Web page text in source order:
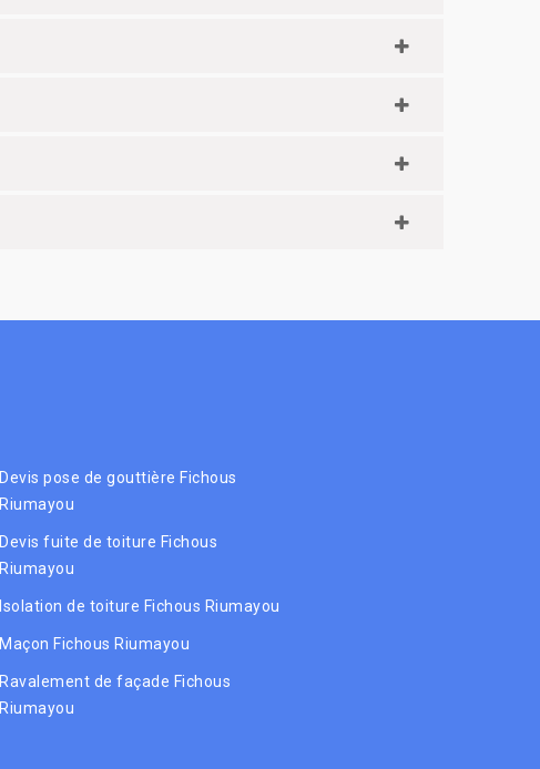
Devis pose de gouttière Fichous
Riumayou
Devis fuite de toiture Fichous
Riumayou
Isolation de toiture Fichous Riumayou
Maçon Fichous Riumayou
Ravalement de façade Fichous
Riumayou